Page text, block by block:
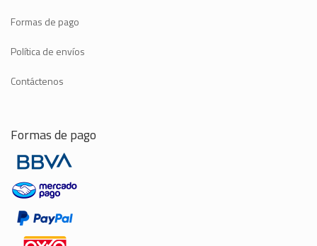
Formas de pago
Política de envíos
Contáctenos
Formas de pago